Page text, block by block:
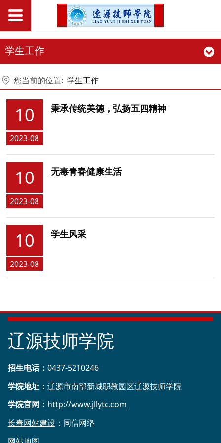
学生工作
您当前的位置: 学生工作
10
2023-08
秉承传统美德，弘扬五四精神
10
2023-08
无毒青春健康生活
10
2023-08
学生风采
辽源技师学院
招生电话： 0437-5210246
学院地址： 辽源市南部新城职教园区辽源技师学院
学院官网： http://www.jllytc.com
长春网站建设：同信网络